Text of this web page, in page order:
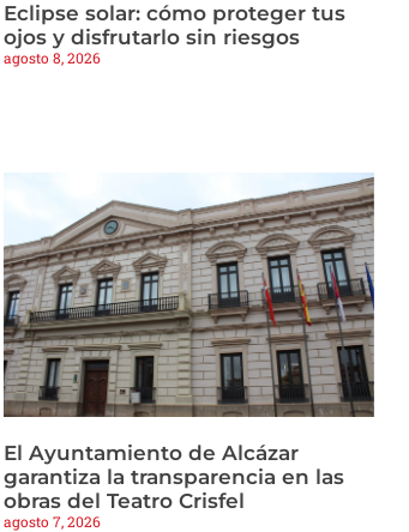
Eclipse solar: cómo proteger tus
ojos y disfrutarlo sin riesgos
agosto 8, 2026
El Ayuntamiento de Alcázar
garantiza la transparencia en las
obras del Teatro Crisfel
agosto 7, 2026